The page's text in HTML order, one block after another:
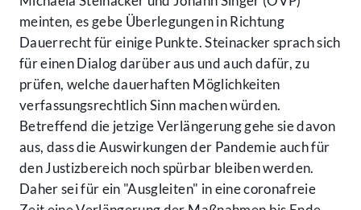
meinten, es gebe Überlegungen in Richtung
Dauerrecht für einige Punkte. Steinacker sprach sich
für einen Dialog darüber aus und auch dafür, zu
prüfen, welche dauerhaften Möglichkeiten
verfassungsrechtlich Sinn machen würden.
Betreffend die jetzige Verlängerung gehe sie davon
aus, dass die Auswirkungen der Pandemie auch für
den Justizbereich noch spürbar bleiben werden.
Daher sei für ein "Ausgleiten" in eine coronafreie